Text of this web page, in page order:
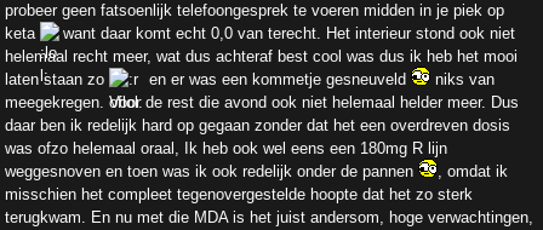
probeer geen fatsoenlijk telefoongesprek te voeren midden in je piek op
keta
want daar komt echt 0,0 van terecht. Het interieur stond ook niet
helemaal recht meer, wat dus achteraf best cool was dus ik heb het mooi
laten staan zo
en er was een kommetje gesneuveld
niks van
meegekregen. Voor de rest die avond ook niet helemaal helder meer. Dus
daar ben ik redelijk hard op gegaan zonder dat het een overdreven dosis
was ofzo helemaal oraal, Ik heb ook wel eens een 180mg R lijn
weggesnoven en toen was ik ook redelijk onder de pannen
, omdat ik
misschien het compleet tegenovergestelde hoopte dat het zo sterk
terugkwam. En nu met die MDA is het juist andersom, hoge verwachtingen,